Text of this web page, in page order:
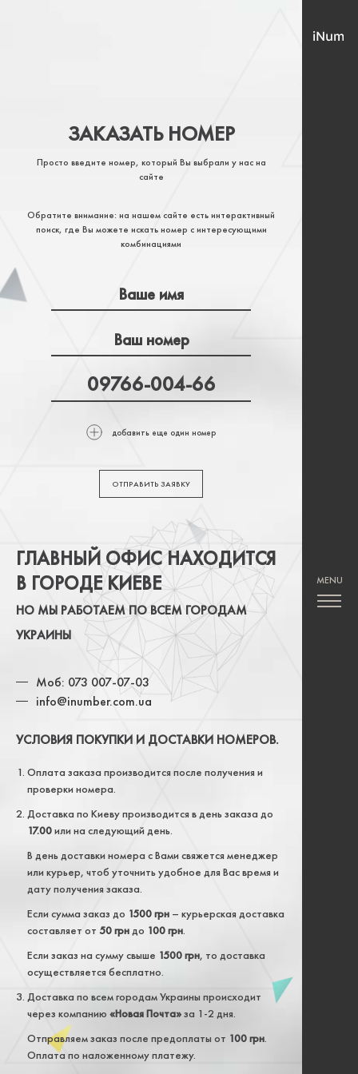
ЗАКАЗАТЬ НОМЕР
Просто введите номер, который Вы выбрали у нас на
сайте
Обратите внимание: на нашем сайте есть интерактивный
поиск, где Вы можете искать номер с интересующими
комбинациями
добавить еще один номер
ОТПРАВИТЬ ЗАЯВКУ
ГЛАВНЫЙ ОФИС НАХОДИТСЯ
В ГОРОДЕ КИЕВЕ
НО МЫ РАБОТАЕМ ПО ВСЕМ ГОРОДАМ
УКРАИНЫ
Моб: 073 007-07-03
info@inumber.com.ua
УСЛОВИЯ ПОКУПКИ И ДОСТАВКИ НОМЕРОВ.
Оплата заказа производится после получения и
проверки номера.
Доставка по Киеву производится в день заказа до
17.00или на следующий день.
В день доставки номера с Вами свяжется менеджер
или курьер, чтоб уточнить удобное для Вас время и
дату получения заказа.
Если сумма заказ до 1500 грн – курьерская доставка
составляет от 50 грндо 100 грн.
Если заказ на сумму свыше 1500 грн, то доставка
осуществляется бесплатно.
Доставка по всем городам Украины происходит
через компанию «Новая Почта»за 1-2 дня.
Отправляем заказ после предоплаты от 100 грн.
Оплата по наложенному платежу.